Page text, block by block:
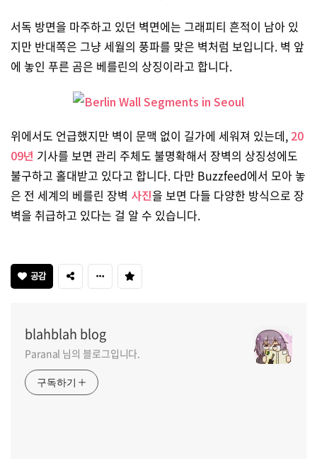
서독 방면을 마주하고 있던 벽면에는 그래피티 흔적이 남아 있
지만 반대쪽은 그냥 세월의 풍파를 맞은 벽처럼 보입니다. 벽 앞
에 놓인 푸른 곰은 베를린의 상징이라고 합니다.
위에서도 언급했지만 벽이 문맥 없이 길가에 세워져 있는데, 20
09년 기사를 보면 관리 주체도 불명확해서 장벽의 상징성에도
불구하고 홀대받고 있다고 합니다. 다만 Buzzfeed에서 모아 놓
은 전 세계의 베를린 장벽 사진을 보면 다들 다양한 방식으로 장
벽을 취급하고 있다는 걸 알 수 있습니다.
공감
blahblah blog
Paranal 님의 블로그입니다.
구독하기